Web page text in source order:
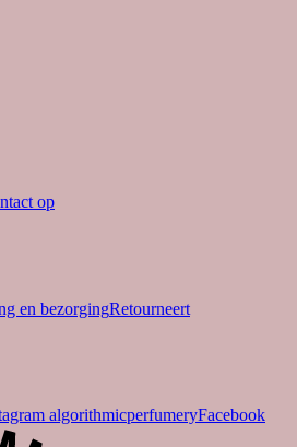
op
en bezorgingRetourneert
algorithmicperfumeryFacebook